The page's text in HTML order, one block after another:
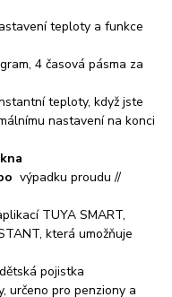
teploty a funkce
4 časová pásma za
teploty, když jste
nastavení na konci
výpadku proudu //
TUYA SMART,
která umožňuje
pojistka
určeno pro penziony a